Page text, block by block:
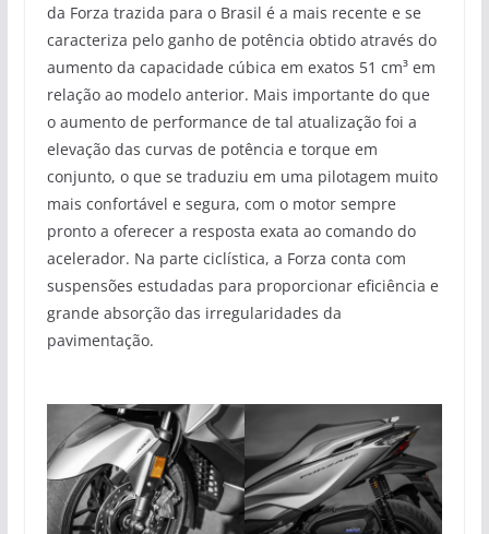
da Forza trazida para o Brasil é a mais recente e se
caracteriza pelo ganho de potência obtido através do
aumento da capacidade cúbica em exatos 51 cm³ em
relação ao modelo anterior. Mais importante do que
o aumento de performance de tal atualização foi a
elevação das curvas de potência e torque em
conjunto, o que se traduziu em uma pilotagem muito
mais confortável e segura, com o motor sempre
pronto a oferecer a resposta exata ao comando do
acelerador. Na parte ciclística, a Forza conta com
suspensões estudadas para proporcionar eficiência e
grande absorção das irregularidades da
pavimentação.